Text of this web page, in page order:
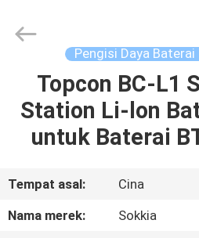
RUMAH
PRODUK
TENTANG
KAMI
Instrument
Co.,Ltd.
Pengisi Daya
Topcon BC-L1
Station Li-lon
untuk Baterai
Tempat asal:
Cina
Nama merek:
Sokkia